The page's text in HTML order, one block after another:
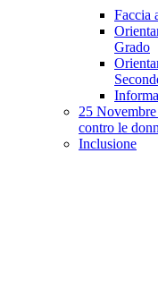
Faccia
Grado
25
contro le
Inclusione